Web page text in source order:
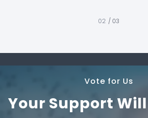
/ 03
Vote for Us
Your Support Will